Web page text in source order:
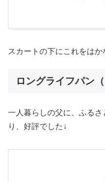
スカートの下にこれをはか
ロングライフパン（
一人暮らしの父に、ふる
り、好評でした↓